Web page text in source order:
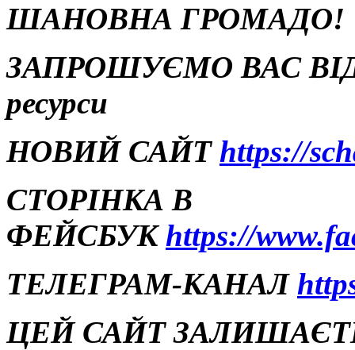
ШАНОВНА ГРОМАДО!
ЗАПРОШУЄМО ВАС
ресурси
НОВИЙ САЙТ https://
СТОРІНКА В
ФЕЙСБУКhttps://
ТЕЛЕГРАМ-КАНАЛ
ЦЕЙ САЙТ